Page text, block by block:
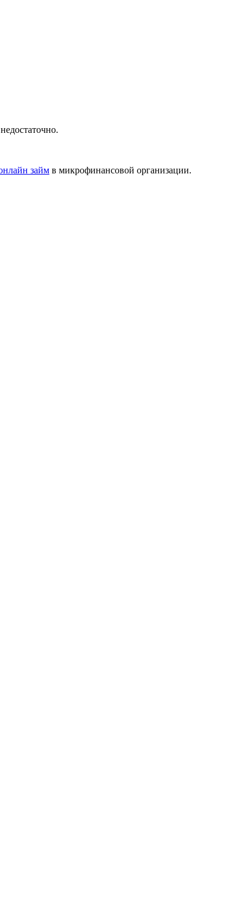
займ в микрофинансовой организации.